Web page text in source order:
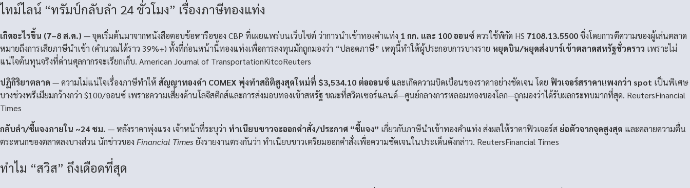
ไทม์ไลน์ “ทรัมป์กลับลำ 24 ชั่วโมง” เรื่องภาษีทองแท่ง
เกิดอะไรขึ้น (7–8 ส.ค.) — จุดเริ่มต้นมาจากหนังสือตอบข้อหารือของ CBP ที่เผยแพร่บนเว็บไซต์ ว่าการนำเข้าทองคำแท่ง 1 กก. และ 100 ออนซ์ควรใช้พิกัด HS 7108.13.5500ซึ่งโดยการตีความของผู้เล่นตลาด
หมายถึงการเสียภาษีนำเข้า (คำนวณได้ราว 39%+) ทั้งที่ก่อนหน้านี้ทองแท่งเพื่อการลงทุนมักถูกมองว่า “ปลอดภาษี” เหตุนี้ทำให้ผู้ประกอบการบางราย หยุดบิน/หยุดส่งบาร์เข้าตลาดสหรัฐชั่วคราว เพราะไม่
แน่ใจต้นทุนจริงที่ด่านศุลกากรจะเรียกเก็บ. American Journal of TransportationKitcoReuters
ปฏิกิริยาตลาด — ความไม่แน่ใจเรื่องภาษีทำให้ สัญญาทองคำ COMEX พุ่งทำสถิติสูงสุดใหม่ที่ $3,534.10 ต่อออนซ์ และเกิดความบิดเบือนของราคาอย่างชัดเจน โดย ฟิวเจอร์สราคาแพงกว่า spot เป็นพิเศษ
บางช่วงพรีเมียมกว้างกว่า $100/ออนซ์ เพราะความเสี่ยงด้านโลจิสติกส์และการส่งมอบทองเข้าสหรัฐ ขณะที่สวิตเซอร์แลนด์—ศูนย์กลางการหลอมทองของโลก—ถูกมองว่าได้รับผลกระทบมากที่สุด. ReutersFinancial
Times
กลับลำ/ชี้แจงภายใน ~24 ชม. — หลังราคาพุ่งแรง เจ้าหน้าที่ระบุว่า ทำเนียบขาวจะออกคำสั่ง/ประกาศ “ชี้แจง” เกี่ยวกับภาษีนำเข้าทองคำแท่ง ส่งผลให้ราคาฟิวเจอร์ส ย่อตัวจากจุดสูงสุด และคลายความตื่น
ตระหนกของตลาดลงบางส่วน นักข่าวของ Financial Times ยังรายงานตรงกันว่า ทำเนียบขาวเตรียมออกคำสั่งเพื่อความชัดเจนในประเด็นดังกล่าว. ReutersFinancial Times
ทำไม “สวิส” ถึงเดือดที่สุด